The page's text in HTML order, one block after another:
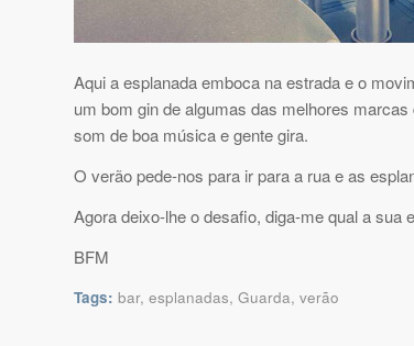
Aqui a esplanada emboca na estrada e o
um bom gin de algumas das melhores
som de boa música e gente gira.
O verão pede-nos para ir para a rua e as
Agora deixo-lhe o desafio, diga-me qual a sua
BFM
Tags: bar, esplanadas, Guarda, verão